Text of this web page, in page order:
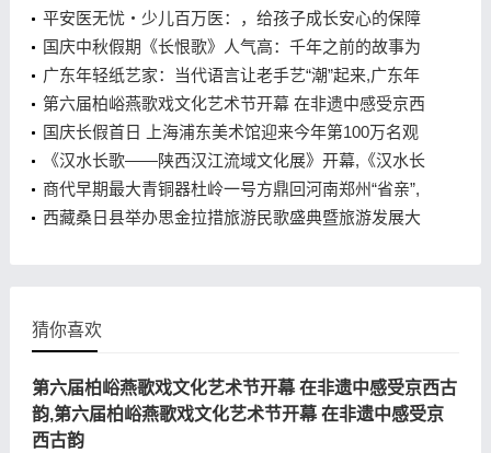
太青少年辩论锦标赛（德阳站）收官
平安医无忧・少儿百万医：，给孩子成长安心的保障
+ 守护
国庆中秋假期《长恨歌》人气高：千年之前的故事为
何经久不衰,国庆中秋假期《长恨歌》人气高：千年之
前的故事为何经久不衰
广东年轻纸艺家：当代语言让老手艺“潮”起来,广东年
轻纸艺家：当代语言让老手艺“潮”起来
第六届柏峪燕歌戏文化艺术节开幕 在非遗中感受京西
古韵,第六届柏峪燕歌戏文化艺术节开幕 在非遗中感
受京西古韵
国庆长假首日 上海浦东美术馆迎来今年第100万名观
众,国庆长假首日 上海浦东美术馆迎来今年第100万名
观众
《汉水长歌——陕西汉江流域文化展》开幕,《汉水长
歌——陕西汉江流域文化展》开幕
商代早期最大青铜器杜岭一号方鼎回河南郑州“省亲”,
商代早期最大青铜器杜岭一号方鼎回河南郑州“省亲”
西藏桑日县举办思金拉措旅游民歌盛典暨旅游发展大
猜你喜欢
第六届柏峪燕歌戏文化艺术节开幕 在非遗中感受京西古
韵,第六届柏峪燕歌戏文化艺术节开幕 在非遗中感受京
西古韵